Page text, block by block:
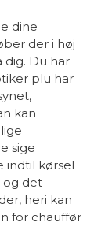
dine
der i høj
dig. Du har
plu har
kan
sige
indtil kørsel
og det
heri kan
for chauffør